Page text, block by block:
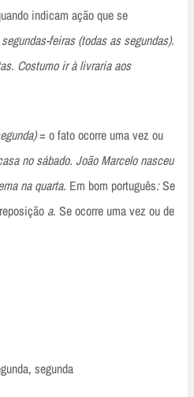
indicam ação que se
feiras (todas as segundas).
Costumo ir à livraria aos
= o fato ocorre uma vez ou
no sábado. João Marcelo nasceu
na quarta. Em bom português:Se
a. Se ocorre uma vez ou de
segunda